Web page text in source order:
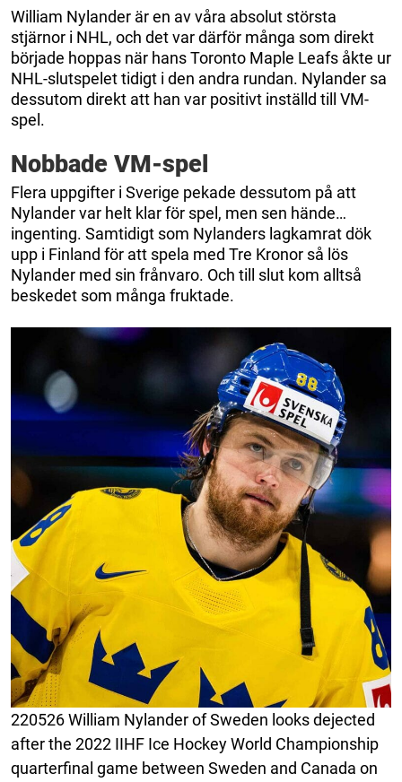
William Nylander är en av våra absolut största
stjärnor i NHL, och det var därför många som direkt
började hoppas när hans Toronto Maple Leafs åkte ur
NHL-slutspelet tidigt i den andra rundan. Nylander sa
dessutom direkt att han var positivt inställd till VM-
spel.
Nobbade VM-spel
Flera uppgifter i Sverige pekade dessutom på att
Nylander var helt klar för spel, men sen hände…
ingenting. Samtidigt som Nylanders lagkamrat dök
upp i Finland för att spela med Tre Kronor så lös
Nylander med sin frånvaro. Och till slut kom alltså
beskedet som många fruktade.
220526 William Nylander of Sweden looks dejected
after the 2022 IIHF Ice Hockey World Championship
quarterfinal game between Sweden and Canada on